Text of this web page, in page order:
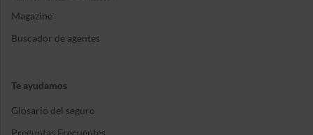
Magazine
Buscador de agentes
Te ayudamos
Glosario del seguro
Preguntas Frecuentes